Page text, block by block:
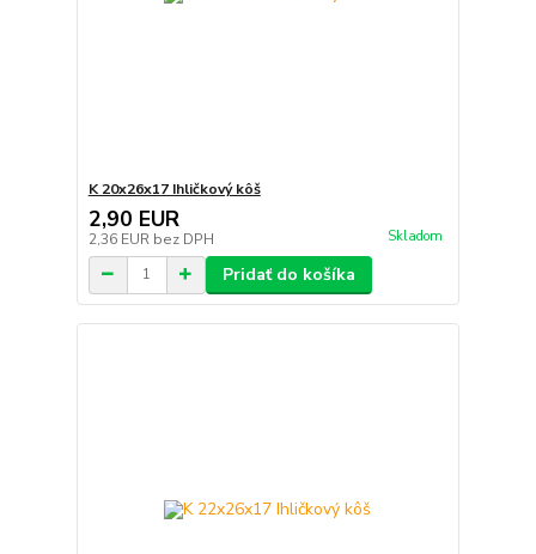
K 20x26x17 Ihličkový kôš
2,90 EUR
2,36 EUR bez DPH Skladom
Pridať do košíka